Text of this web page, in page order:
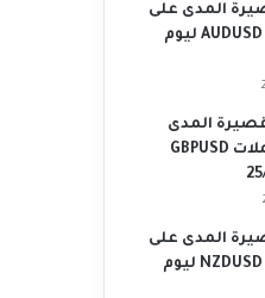
المدى على
زوج العملات AUDUSD ليوم
المدى
على زوج العملات GBPUSD
المدى على
زوج العملات NZDUSD ليوم